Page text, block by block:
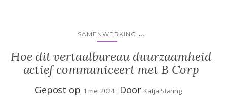
SAMENWERKING ...
Hoe dit vertaalbureau duurzaamheid
actief communiceert met B Corp
Gepost op 1 mei 2024 Door Katja Staring